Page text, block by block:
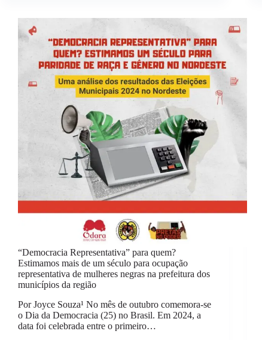
“Democracia Representativa” para quem?
Estimamos mais de um século para ocupação
representativa de mulheres negras na prefeitura dos
municípios da região
Por Joyce Souza¹ No mês de outubro comemora-se
o Dia da Democracia (25) no Brasil. Em 2024, a
data foi celebrada entre o primeiro…